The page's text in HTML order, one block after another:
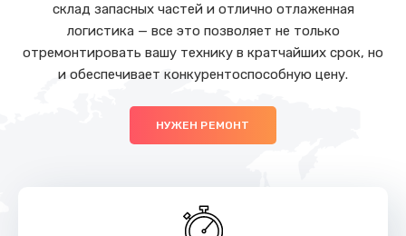
склад запасных частей и отлично отлаженная
логистика — все это позволяет не только
отремонтировать вашу технику в кратчайших срок, но
и обеспечивает конкурентоспособную цену.
НУЖЕН РЕМОНТ